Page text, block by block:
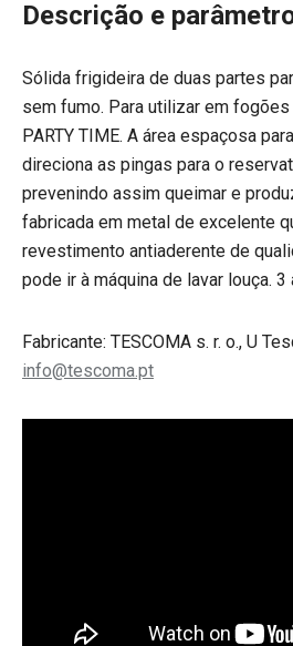
Descrição e
Sólida frigideira de duas partes
sem fumo. Para utilizar em fogões
PARTY TIME. A área espaçosa
direciona as pingas para o
prevenindo assim queimar e
fabricada em metal de excelente
revestimento antiaderente de
pode ir à máquina de lavar louça. 3
Fabricante: TESCOMA s. r. o., U
info@tescoma.pt